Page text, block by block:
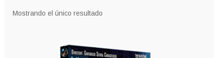
Mostrando el único resultado